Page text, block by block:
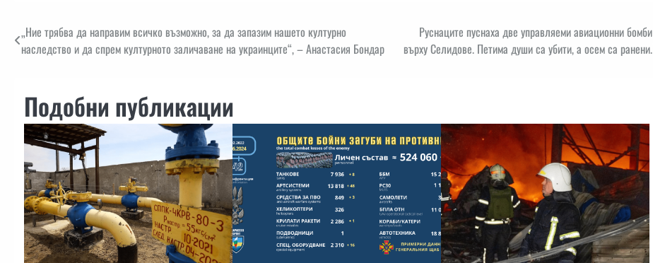
Навигация
„Ние трябва да направим всичко възможно, за да запазим нашето културно
наследство и да спрем културното заличаване на украинците“, – Анастасия Бондар
Руснаците пуснаха две управляеми авиационни бомби
върху Селидове. Петима души са убити, а осем са ранени.
Подобни публикации